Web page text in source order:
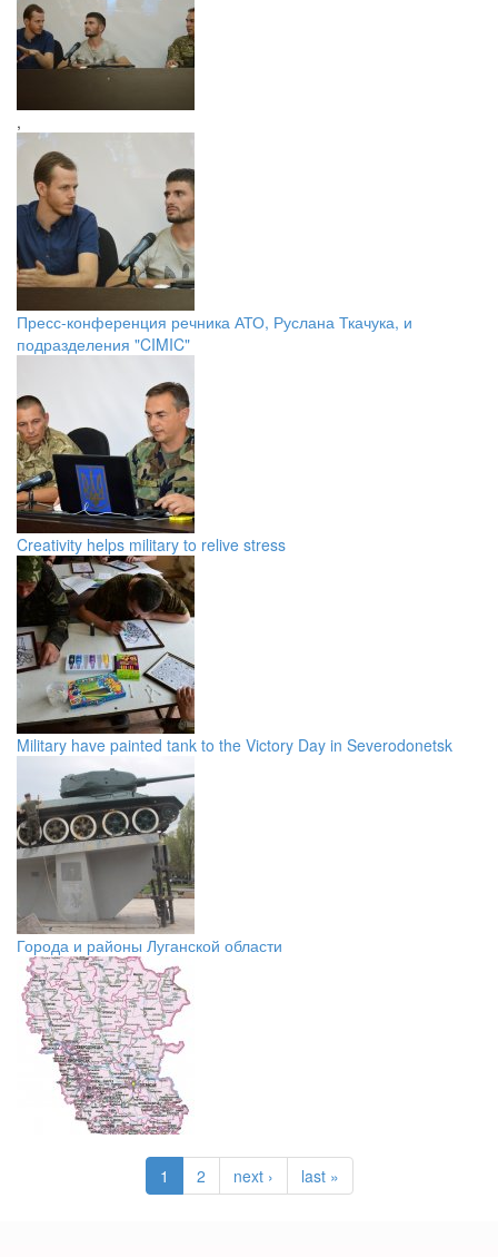
,
Пресс-конференция речника АТО, Руслана Ткачука, и
подразделения "CIMIC"
Creativity helps military to relive stress
Military have painted tank to the Victory Day in Severodonetsk
Города и районы Луганской области
1 2 next › last »